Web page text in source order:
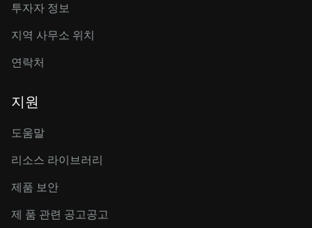
투자자 정보
지역 사무소 위치
연락처
지원
도움말
리소스 라이브러리
제품 보안
제 품 관련 공고공고